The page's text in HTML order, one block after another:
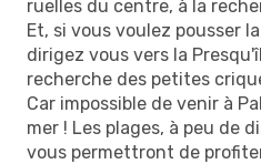
ruelles du centre, à la
Et, si vous voulez pousser
dirigez vous vers la
recherche des petites
Car impossible de venir à
mer ! Les plages, à peu de
vous permettront de